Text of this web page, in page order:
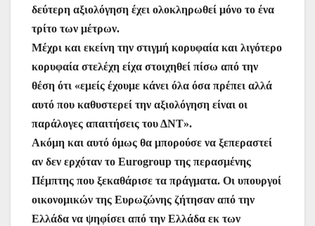
δεύτερη αξιολόγηση έχει ολοκληρωθεί μόνο το ένα
τρίτο των μέτρων.
Μέχρι και εκείνη την στιγμή κορυφαία και λιγότερο
κορυφαία στελέχη είχα στοιχηθεί πίσω από την
θέση ότι «εμείς έχουμε κάνει όλα όσα πρέπει αλλά
αυτό που καθυστερεί την αξιολόγηση είναι οι
παράλογες απαιτήσεις του ΔΝΤ».
Ακόμη και αυτό όμως θα μπορούσε να ξεπεραστεί
αν δεν ερχόταν το Eurogroup της περασμένης
Πέμπτης που ξεκαθάρισε τα πράγματα. Οι υπουργοί
οικονομικών της Ευρωζώνης ζήτησαν από την
Ελλάδα να ψηφίσει από την Ελλάδα εκ των